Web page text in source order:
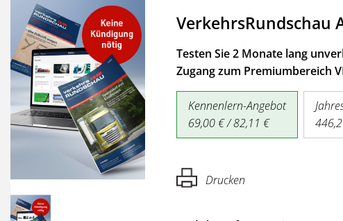
VerkehrsRundschau
Testen Sie 2 Monate lang
Zugang zum Premiumbereich
Kennenlern-Angebot
69,00 € / 82,11 €
Drucken